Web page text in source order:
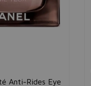
Anti-Rides Eye